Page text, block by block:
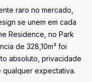
raro no mercado,
se unem em cada
Residence, no Park
de 328,10m² foi
absoluto, privacidade
qualquer expectativa.